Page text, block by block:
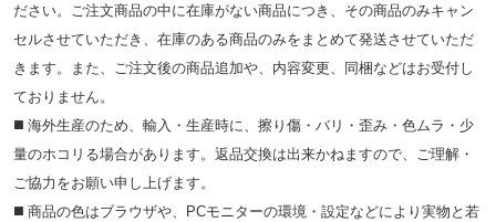
ださい。ご注文商品の中に在庫がない商品につき、その商品のみキャン
セルさせていただき、在庫のある商品のみをまとめて発送させていただ
きます。また、ご注文後の商品追加や、内容変更、同梱などはお受付し
ておりません。
◼️ 海外⽣産のため、輸⼊・⽣産時に、擦り傷・バリ・歪み・色ムラ・少
量のホコリる場合があります。返品交換は出来かねますので、ご理解・
ご協⼒をお願い申し上げます。
◼️ 商品の⾊はブラウザや、PCモニターの環境・設定などにより実物と若